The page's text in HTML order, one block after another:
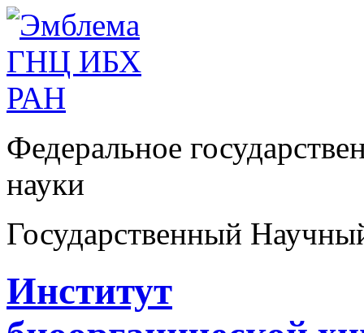
Федеральное
науки
Государственный
Институт